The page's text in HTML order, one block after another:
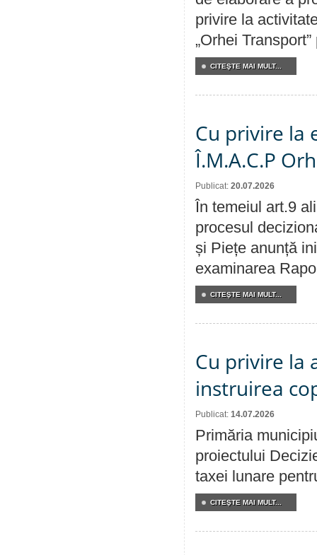
privire la
„Orhei
CITEŞTE MAI MULT...
Cu privire la
Î.M.A.C.P
Publicat: 20.07.2026
În temeiul art.9
procesul
și Piețe anunță
examinarea
CITEŞTE MAI MULT...
Cu privire la
instruirea
Publicat: 14.07.2026
Primăria
proiectului
taxei lunare
CITEŞTE MAI MULT...